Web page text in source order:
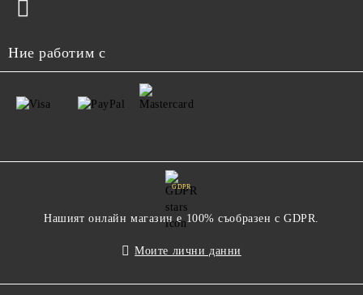
Ние работим с
GDPR
Нашият онлайн магазин е 100% съобразен с GDPR.
Моите лични данни